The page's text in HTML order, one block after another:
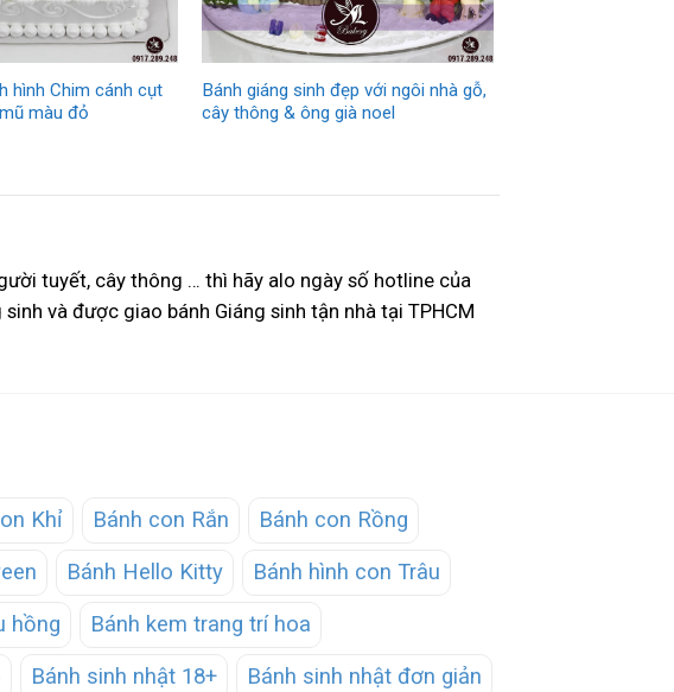
hình Chim cánh cụt
màu đỏ
Bánh giáng sinh đẹp với ngôi nhà gỗ,
cây thông & ông già noel
tuyết, cây thông … thì hãy alo ngày số hotline của
và được giao bánh Giáng sinh tận nhà tại TPHCM
Khỉ Bánh con Rắn
Bánh con Rồng
Bánh Hello Kitty
Bánh hình con Trâu
hồng
Bánh kem trang trí hoa
Bánh sinh nhật 18+
Bánh sinh nhật đơn giản